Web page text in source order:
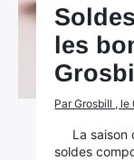
les
Par Grosbill ,
La saison
soldes